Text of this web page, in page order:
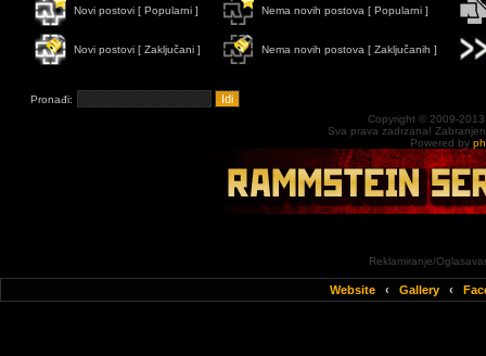
Novi postovi [ Popularni ] Nema novih postova [ Popularni ]
Novi postovi [ Zaključani ] Nema novih postova [ Zaključanih ]
Pronađi:
Copyright © 2009-
Sva prava zadrzana!
Powered by
Reklamiranje/
Website ‹ Gallery ‹